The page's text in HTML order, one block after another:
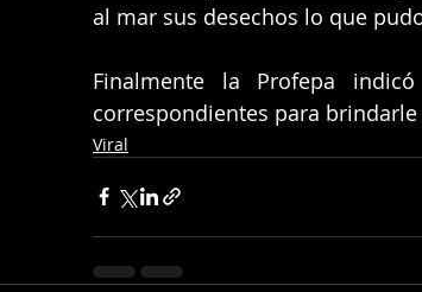
al mar sus desechos lo que
Finalmente la Profepa
correspondientes para
Viral